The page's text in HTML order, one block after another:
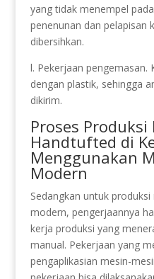
yang tidak menempel
penenunan dan pelapisan
dibersihkan.
l. Pekerjaan pengemasan.
dengan plastik, sehingga
dikirim.
Proses Produksi
Handtufted di
Menggunakan
Modern
Sedangkan untuk
modern, pengerjaannya
kerja produksi yang
manual. Pekerjaan yang
pengaplikasian mesin-